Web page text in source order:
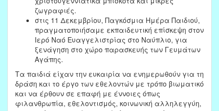
ζωγραφιές.
στις 11 Δεκεμβρίου, Παγκόσμια Ημέρα Παιδιού,
πραγματοποιήσαμε εκπαιδευτική επίσκεψη στον
Ιερό Ναό Ευαγγελιστρίας στο Ναύπλιο, για
ξενάγηση στο χώρο παρασκευής των Γευμάτων
Αγάπης.
Τα παιδιά είχαν την ευκαιρία να ενημερωθούν για τη
δράση και το έργο των εθελοντών με τρόπο βιωματικό
και να έρθουν σε επαφή με έννοιες όπως
φιλανθρωπία, εθελοντισμός, κοινωνική αλληλεγγύη,